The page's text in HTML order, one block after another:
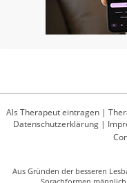
Als Therapeut eintragen |
Datenschutzerklärung|
Aus Gründen der besseren